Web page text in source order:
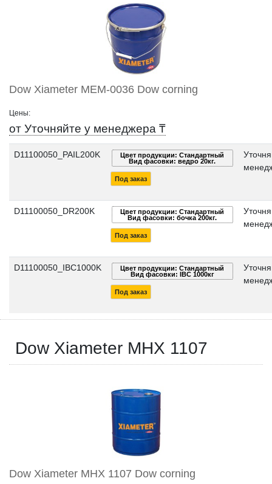
Dow Xiameter MEM-0036 Dow corning
Цены:
от Уточняйте у менеджера ₸
D11100050_PAIL200K
Цвет продукции: Стандартный
Вид фасовки: ведро 20кг.
Под заказ
D11100050_DR200K
Цвет продукции: Стандартный
Вид фасовки: бочка 200кг.
Под заказ
D11100050_IBC1000K
Цвет продукции: Стандартный
Вид фасовки: IBC 1000кг
Под заказ
Dow Xiameter MHX 1107
Dow Xiameter MHX 1107 Dow corning